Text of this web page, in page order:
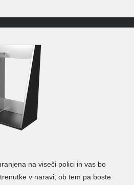
na viseči polici in vas bo
v naravi, ob tem pa boste